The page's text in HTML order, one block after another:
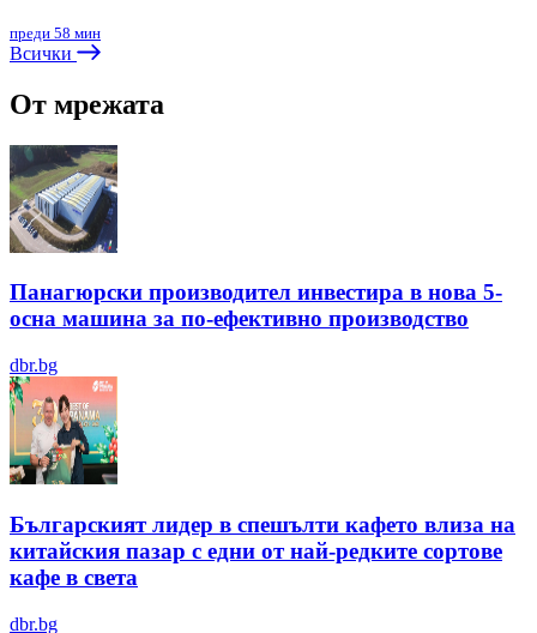
преди 58 мин
Всички
От мрежата
Панагюрски производител инвестира в нова 5-
осна машина за по-ефективно производство
dbr.bg
Българският лидер в спешълти кафето влиза на
китайския пазар с едни от най-редките сортове
кафе в света
dbr.bg